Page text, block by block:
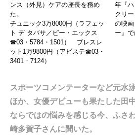
ンス（外見）ケアの座長を務め
た。
チュニック3万8000円（ラフェッ
ト デ タバサ／ピー・エックス
☎03・5784・1501） ブレスレ
ット1万9800円（アビステ☎03・
3401・7124）
年『
クリ
の映
ー』
スポーツコメンテーターなど元水
ほか、女優デビューも果たした田
ならではの悩みを感じる今、ふ
崎多賀子さんに聞いた。